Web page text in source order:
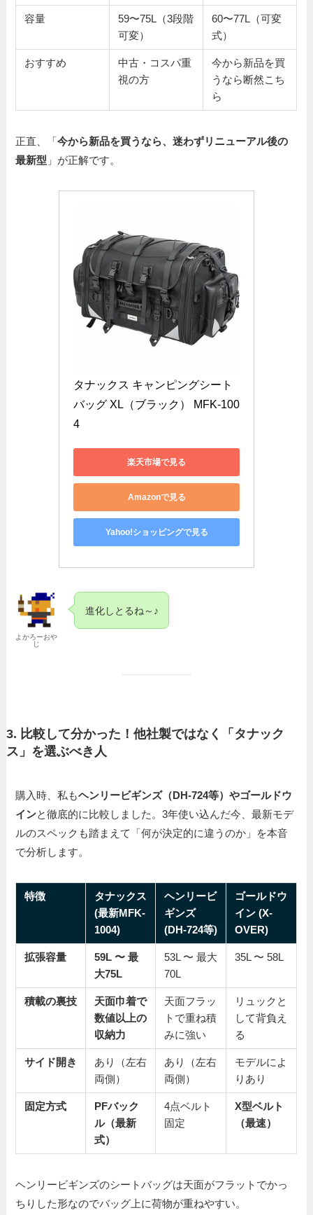
容量
59〜75L（3段階
可変）
60〜77L（可変
式）
おすすめ
中古・コスパ重
視の方
今から新品を買
うなら断然こち
ら
正直、「今から新品を買うなら、迷わずリニューアル後の
最新型 」が正解です。
タナックス キャンピングシート
バッグ XL（ブラック） MFK-100
4
楽天市場で見る
Amazonで見る
Yahoo!ショッピングで見る
よかろーおや
じ
進化しとるね～♪
3. 比較して分かった！他社製ではなく「タナック
ス」を選ぶべき人
購入時、私もヘンリービギンズ（DH-724等）やゴールドウ
インと徹底的に比較しました。3年使い込んだ今、最新モデ
ルのスペックも踏まえて「何が決定的に違うのか」を本音
で分析します。
特徴
タナックス
(最新MFK-
1004)
ヘンリービ
ギンズ
(DH-724等)
ゴールドウ
イン (X-
OVER)
拡張容量
59L 〜 最
大75L
53L 〜 最大
70L
35L 〜 58L
積載の裏技
天面巾着で
数値以上の
収納力
天面フラッ
トで重ね積
みに強い
リュックと
して背負え
る
サイド開き
あり（左右
両側）
あり（左右
両側）
モデルによ
りあり
固定方式
PFバック
ル（最新
式）
4点ベルト
固定
X型ベルト
（最速）
ヘンリービギンズのシートバッグは天面がフラットでかっ
ちりした形なのでバッグ上に荷物が重ねやすい。